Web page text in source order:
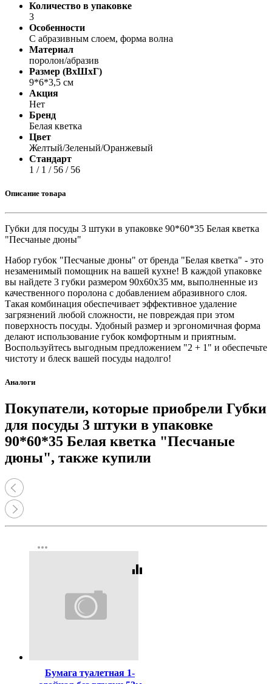
Количество в упаковке
3
Особенности
С абразивным слоем, форма волна
Материал
поролон/абразив
Размер (ВхШхГ)
9*6*3,5 см
Акция
Нет
Бренд
Белая кветка
Цвет
Желтый/Зеленый/Оранжевый
Стандарт
1 / 1 / 56 / 56
Описание товара
Губки для посуды 3 штуки в упаковке 90*60*35 Белая кветка
"Песчаные дюны"
Набор губок "Песчаные дюны" от бренда "Белая кветка" - это
незаменимый помощник на вашей кухне! В каждой упаковке
вы найдете 3 губки размером 90x60x35 мм, выполненные из
качественного поролона с добавлением абразивного слоя.
Такая комбинация обеспечивает эффективное удаление
загрязнений любой сложности, не повреждая при этом
поверхность посуды. Удобный размер и эргономичная форма
делают использование губок комфортным и приятным.
Воспользуйтесь выгодным предложением "2 + 1" и обеспечьте
чистоту и блеск вашей посуды надолго!
Аналоги
Покупатели, которые приобрели Губки
для посуды 3 штуки в упаковке
90*60*35 Белая кветка "Песчаные
дюны", также купили
more_horiz
equalizer
Бумага туалетная 1-